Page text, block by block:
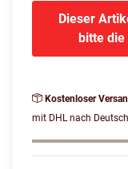
Dieser
bitte die
Kostenloser
mit DHL nach